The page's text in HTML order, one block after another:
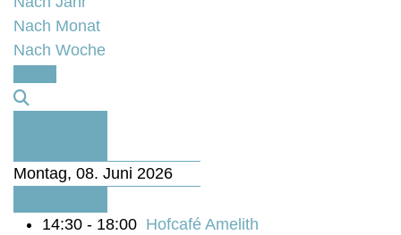
Nach Monat
Nach Woche
Montag, 08. Juni 2026
14:30 - 18:00 Hofcafé Amelith